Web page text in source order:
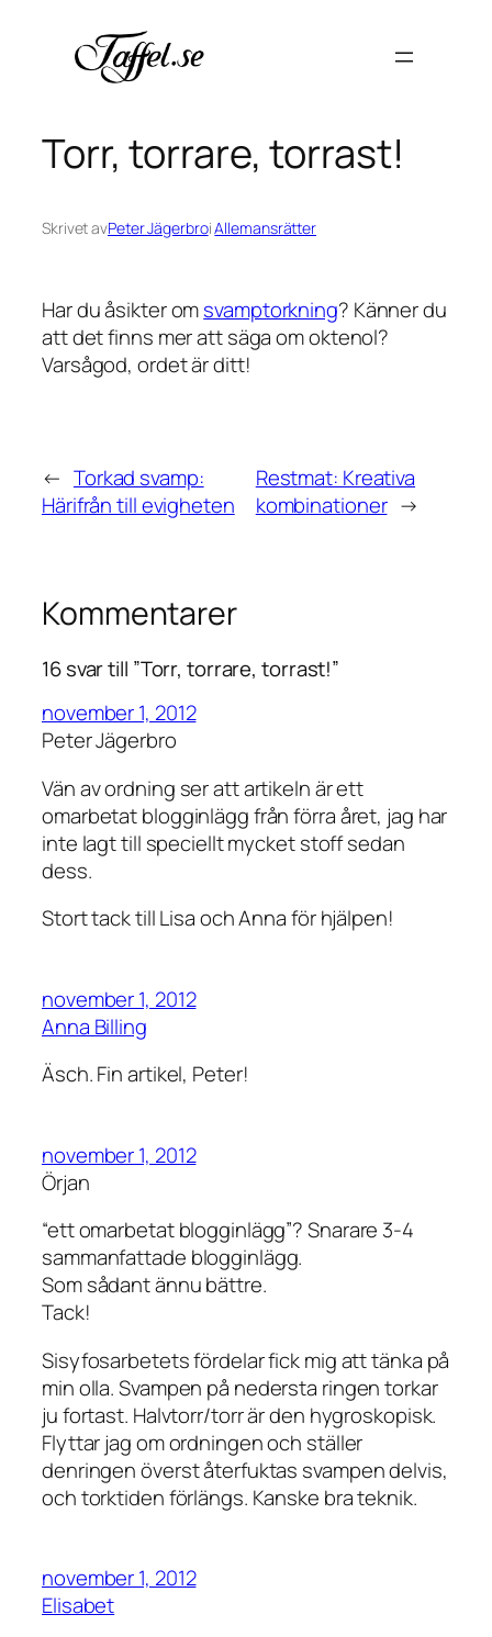
innehåll
Torr, torrare, torrast!
Skrivet avPeter JägerbroiAllemansrätter
Har du åsikter omsvamptorkning? Känner du
att det finns mer att säga om oktenol?
Varsågod, ordet är ditt!
← Torkad svamp:
Härifrån till evigheten
Restmat: Kreativa
kombinationer →
Kommentarer
16 svar till ”Torr, torrare, torrast!”
november 1, 2012
Peter Jägerbro
Vän av ordning ser att artikeln är ett
omarbetat blogginlägg från förra året, jag har
inte lagt till speciellt mycket stoff sedan
dess.
Stort tack till Lisa och Anna för hjälpen!
november 1, 2012
Anna Billing
Äsch. Fin artikel, Peter!
november 1, 2012
Örjan
“ett omarbetat blogginlägg”? Snarare 3-4
sammanfattade blogginlägg.
Som sådant ännu bättre.
Tack!
Sisyfosarbetets fördelar fick mig att tänka på
min olla. Svampen på nedersta ringen torkar
ju fortast. Halvtorr/torr är den hygroskopisk.
Flyttar jag om ordningen och ställer
denringen överst återfuktas svampen delvis,
och torktiden förlängs. Kanske bra teknik.
november 1, 2012
Elisabet